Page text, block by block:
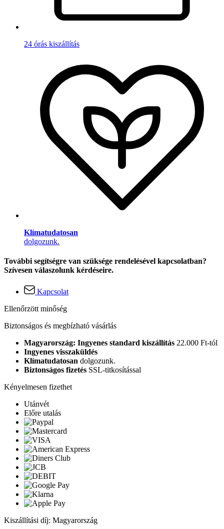
24 órás kiszállítás
Klímatudatosan
dolgozunk.
További segítségre van szüksége rendelésével kapcsolatban?
Szívesen válaszolunk kérdéseire.
Kapcsolat
Ellenőrzött minőség
Biztonságos és megbízható vásárlás
Magyarország: Ingyenes standard kiszállítás 22.000 Ft-tól
Ingyenes visszaküldés
Klímatudatosan dolgozunk.
Biztonságos fizetés SSL-titkosítással
Kényelmesen fizethet
Utánvét
Előre utalás
Kiszállítási díj: Magyarország